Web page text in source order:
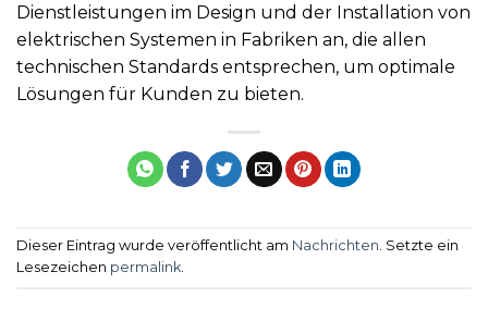
Dienstleistungen im Design und der Installation von
elektrischen Systemen in Fabriken an, die allen
technischen Standards entsprechen, um optimale
Lösungen für Kunden zu bieten.
Dieser Eintrag wurde veröffentlicht am Nachrichten. Setzte ein
Lesezeichen permalink.